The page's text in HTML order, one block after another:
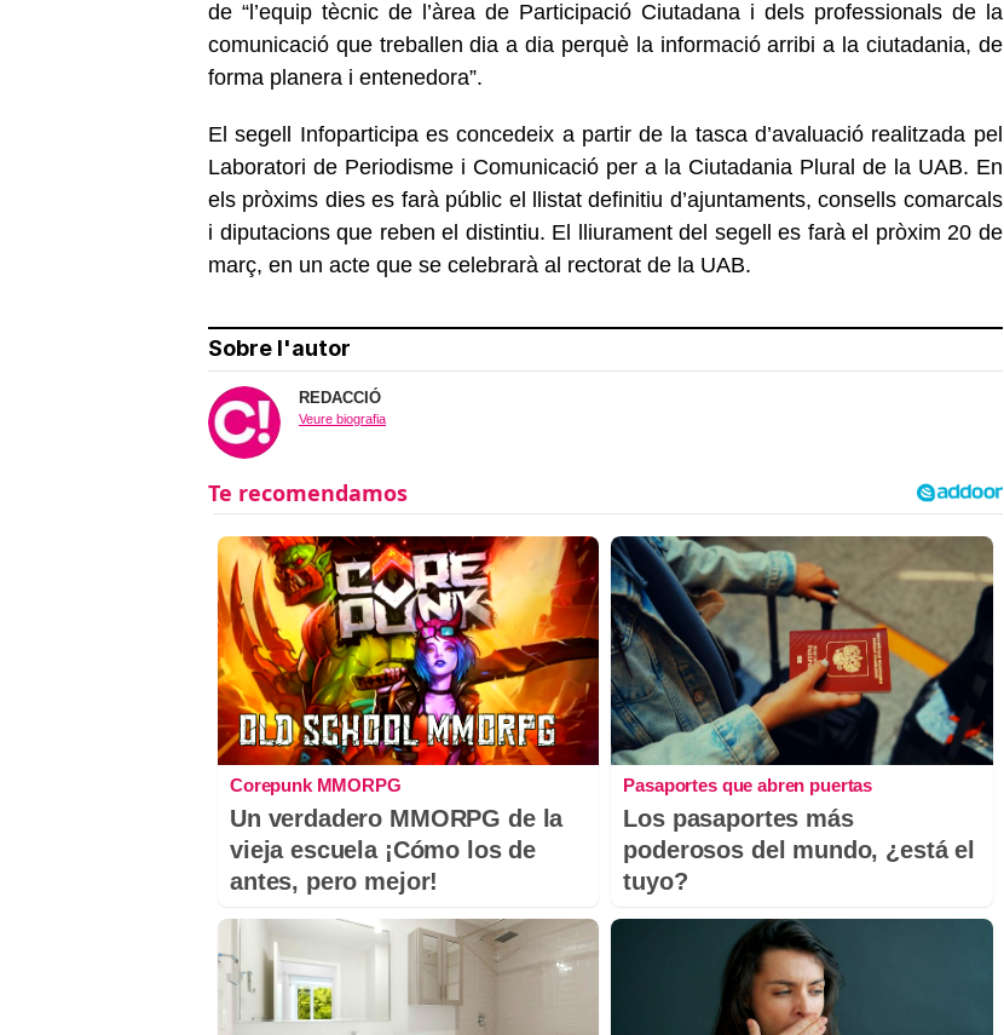
de “l’equip tècnic de l’àrea de Participació Ciutadana i dels professionals de la
comunicació que treballen dia a dia perquè la informació arribi a la ciutadania, de
forma planera i entenedora”.
El segell Infoparticipa es concedeix a partir de la tasca d’avaluació realitzada pel
Laboratori de Periodisme i Comunicació per a la Ciutadania Plural de la UAB. En
els pròxims dies es farà públic el llistat definitiu d’ajuntaments, consells comarcals
i diputacions que reben el distintiu. El lliurament del segell es farà el pròxim 20 de
març, en un acte que se celebrarà al rectorat de la UAB.
Sobre l'autor
REDACCIÓ
Veure biografia
Corepunk MMORPG
Un verdadero MMORPG de la
vieja escuela ¡Cómo los de
antes, pero mejor!
Pasaportes que abren puertas
Los pasaportes más
poderosos del mundo, ¿está el
tuyo?